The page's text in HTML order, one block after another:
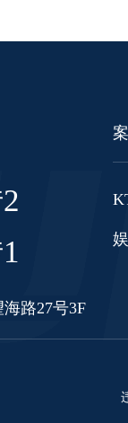
路27号3F